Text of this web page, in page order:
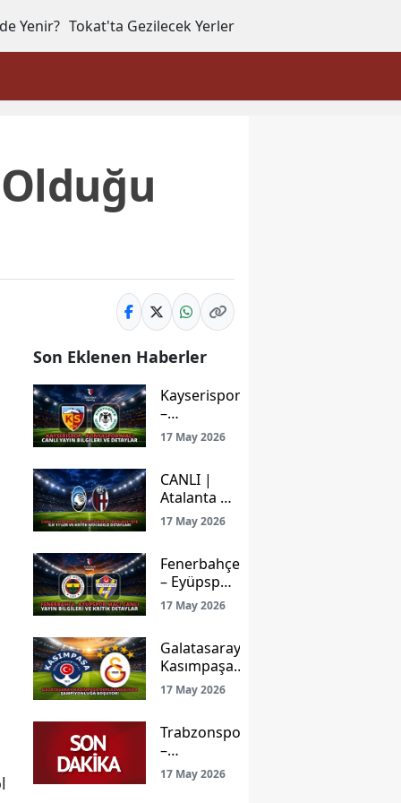
Yenir? Tokat'ta Gezilecek Yerler
Son Eklenen Haberler
Kayserispor
–
Konyaspor
Maçı Canlı
Bilgileri ve
Detaylar
17 May 2026
CANLI |
Atalanta –
Bologna
Maçı
İşte İlk
11’ler ve
Kritik
Detayları
17 May 2026
Fenerbahçe
– Eyüpspor
Maçı Canlı
Yayın
Kritik
Detaylar
17 May 2026
Galatasaray
Kasımpaşa
Deplasmanında
Şampiyonluğa
17 May 2026
Trabzonspor
–
Gençlerbirliği
Maçı: Ligde
17 May 2026